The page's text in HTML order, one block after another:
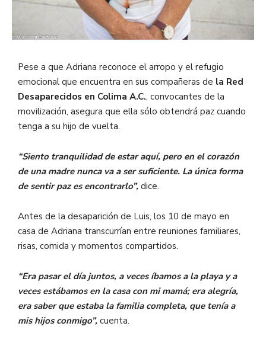
Pese a que Adriana reconoce el arropo y el refugio
emocional que encuentra en sus compañeras de la Red
Desaparecidos en Colima A.C., convocantes de la
movilización, asegura que ella sólo obtendrá paz cuando
tenga a su hijo de vuelta.
“Siento tranquilidad de estar aquí, pero en el corazón
de una madre nunca va a ser suficiente. La única forma
de sentir paz es encontrarlo”, dice.
Antes de la desaparición de Luis, los 10 de mayo en
casa de Adriana transcurrían entre reuniones familiares,
risas, comida y momentos compartidos.
“Era pasar el día juntos, a veces íbamos a la playa y a
veces estábamos en la casa con mi mamá; era alegría,
era saber que estaba la familia completa, que tenía a
mis hijos conmigo”, cuenta.